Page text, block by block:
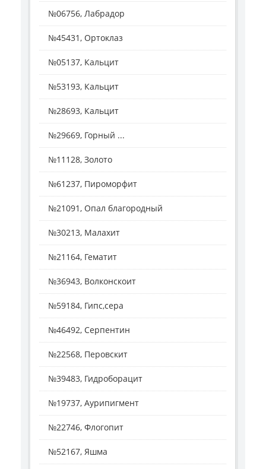
№06756, Лабрадор
№45431, Ортоклаз
№05137, Кальцит
№53193, Кальцит
№28693, Кальцит
№29669, Горный ...
№11128, Золото
№61237, Пироморфит
№21091, Опал благородный
№30213, Малахит
№21164, Гематит
№36943, Волконскоит
№59184, Гипс,сера
№46492, Серпентин
№22568, Перовскит
№39483, Гидроборацит
№19737, Аурипигмент
№22746, Флогопит
№52167, Яшма